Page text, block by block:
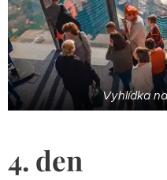
Vyhlídka
4. den